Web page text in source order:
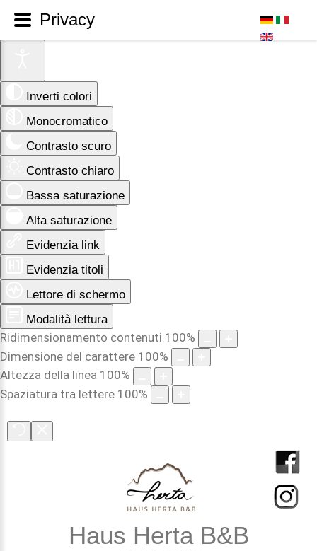
Inverti colori
Monocromatico
Contrasto scuro
Contrasto chiaro
Bassa saturazione
Alta saturazione
Evidenzia link
Evidenzia titoli
Lettore di schermo
Modalità lettura
Ridimensionamento contenuti 100%
Dimensione del carattere 100%
Altezza della linea 100%
Spaziatura tra lettere 100%
Haus Herta B&B
Privacy